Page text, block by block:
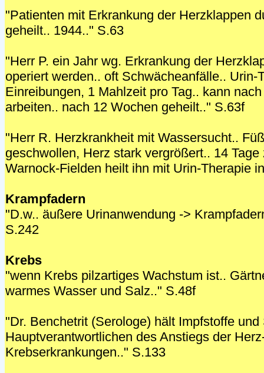
"Patienten mit Erkrankung der Herzklappen
geheilt.. 1944.." S.63
"Herr P. ein Jahr wg. Erkrankung der
operiert werden.. oft Schwächeanfälle.. Urin-
Einreibungen, 1 Mahlzeit pro Tag.. kann
arbeiten.. nach 12 Wochen geheilt.." S.63f
"Herr R. Herzkrankheit mit Wassersucht..
geschwollen, Herz stark vergrößert.. 14
Warnock-Fielden heilt ihn mit Urin-Therapie
Krampfadern
"D.w.. äußere Urinanwendung ->
S.242
Krebs
"wenn Krebs pilzartiges Wachstum ist..
warmes Wasser und Salz.." S.48f
"Dr. Benchetrit (Serologe) hält Impfstoffe und
Hauptverantwortlichen des Anstiegs der
Krebserkrankungen.." S.133